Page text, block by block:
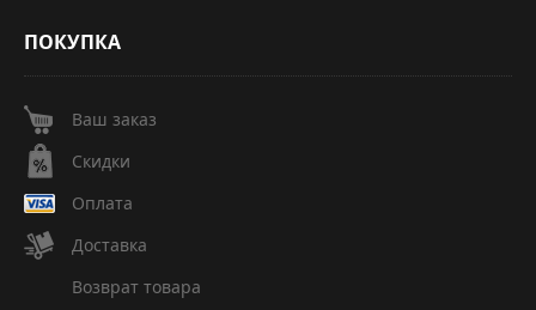
ПОКУПКА
Ваш заказ
Скидки
Оплата
Доставка
Возврат товара